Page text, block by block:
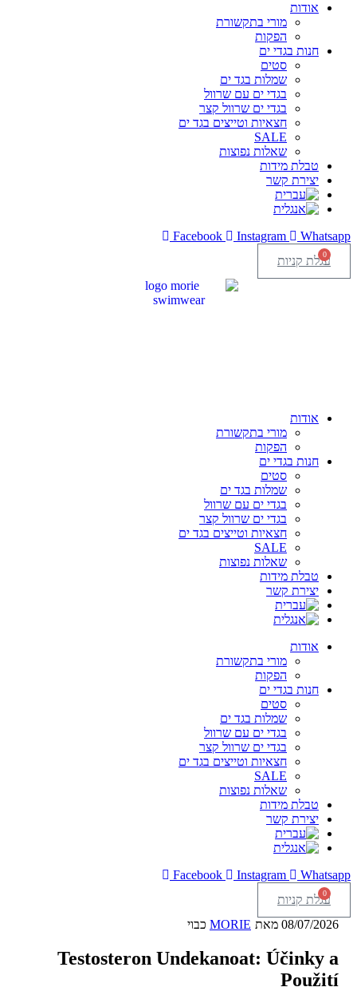
אודות
מורי בתקשורת
הפקות
חנות בגדי ים
סטים
שמלות בגד ים
בגדי ים עם שרוול
בגדי ים שרוול קצר
חצאיות וטייצים בגד ים
SALE
שאלות נפוצות
טבלת מידות
יצירת קשר
Facebook Instagram Whatsapp
0
עגלת קניות
אודות
מורי בתקשורת
הפקות
חנות בגדי ים
סטים
שמלות בגד ים
בגדי ים עם שרוול
בגדי ים שרוול קצר
חצאיות וטייצים בגד ים
SALE
שאלות נפוצות
טבלת מידות
יצירת קשר
אודות
מורי בתקשורת
הפקות
חנות בגדי ים
סטים
שמלות בגד ים
בגדי ים עם שרוול
בגדי ים שרוול קצר
חצאיות וטייצים בגד ים
SALE
שאלות נפוצות
טבלת מידות
יצירת קשר
Facebook Instagram Whatsapp
0
עגלת קניות
08/07/2026 מאת MORIE כבוי
Testosteron Undekanoat: Účinky a
Použití